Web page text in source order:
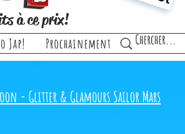
à ce prix!
Jap! Prochainement
- Glitter & Glamours Sailor Mars